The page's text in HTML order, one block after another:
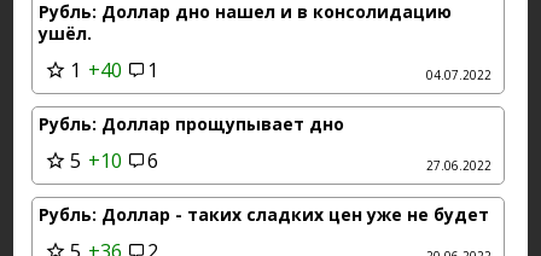
04.07.2022
Рубль: Доллар дно нашел и в консолидацию
ушёл.
1 +40 1
27.06.2022
Рубль: Доллар прощупывает дно
5 +10 6
Рубль: Доллар - таких сладких цен уже не будет